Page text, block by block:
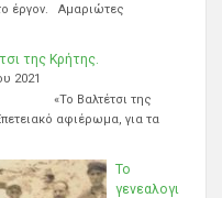
έργον. Αμαριώτες
της Κρήτης.
2021
της
αφιέρωμα, για τα
Το
γενεαλογι